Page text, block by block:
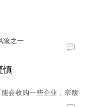
险之一
慎
会收购一些企业，宗馥